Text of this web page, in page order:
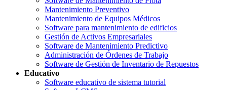
Mantenimiento Preventivo
Mantenimiento de Equipos Médicos
Software para mantenimiento de edificios
Gestión de Activos Empresariales
Software de Mantenimiento Predictivo
Administración de Órdenes de Trabajo
Software de Gestión de Inventario de Repuestos
Educativo
Software educativo de sistema tutorial